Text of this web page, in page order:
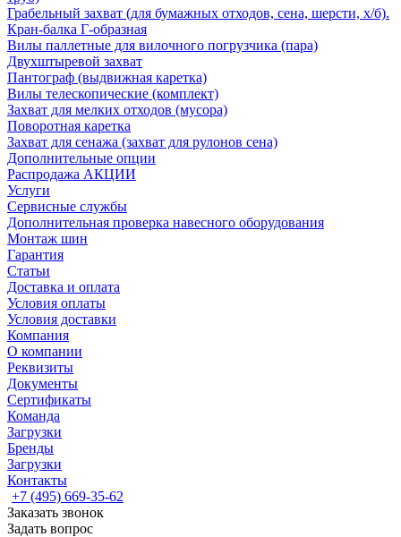
Грабельный захват (для бумажных отходов, сена, шерсти, х/б).
Кран-балка Г-образная
Вилы паллетные для вилочного погрузчика (пара)
Двухштыревой захват
Пантограф (выдвижная каретка)
Вилы телескопические (комплект)
Захват для мелких отходов (мусора)
Поворотная каретка
Захват для сенажа (захват для рулонов сена)
Дополнительные опции
Распродажа АКЦИИ
Услуги
Сервисные службы
Дополнительная проверка навесного оборудования
Монтаж шин
Гарантия
Статьи
Доставка и оплата
Условия оплаты
Условия доставки
Компания
О компании
Реквизиты
Документы
Сертификаты
Команда
Загрузки
Бренды
Загрузки
Контакты
+7 (495) 669-35-62
Заказать звонок
Задать вопрос